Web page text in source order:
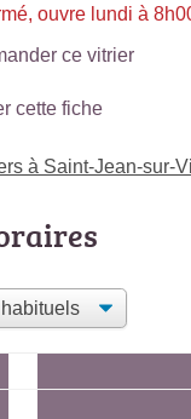
ouvre lundi à
ce vitrier
cette fiche
à Saint-Jean-sur-